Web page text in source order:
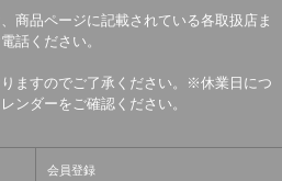
商品ページに記載されている各取扱店ま
話ください。
ますのでご了承ください。※休業日につ
ンダーをご確認ください。
会員登録